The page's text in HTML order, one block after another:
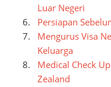
Luar Negeri
Persiapan
Mengurus Visa
Keluarga
Medical Check
Zealand